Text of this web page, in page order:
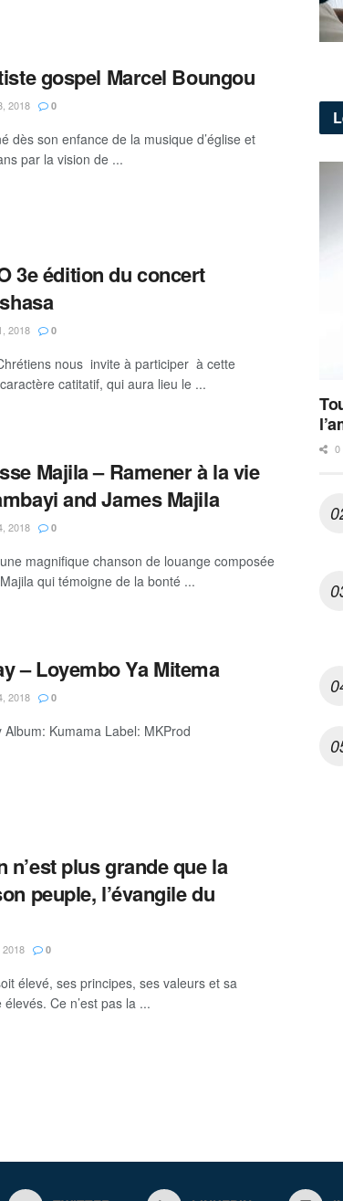
gospel Marcel Boungou
2018 0
dès son enfance de la musique d’église et
par la vision de ...
3e édition du concert
2018 0
nous invite à participer à cette
catitatif, qui aura lieu le ...
Majila – Ramener à la vie
and James Majila
2018 0
magnifique chanson de louange composée
qui témoigne de la bonté ...
– Loyembo Ya Mitema
2018 0
Kumama Label: MKProd
n’est plus grande que la
peuple, l’évangile du
0
élevé, ses principes, ses valeurs et sa
Ce n’est pas la ...
0